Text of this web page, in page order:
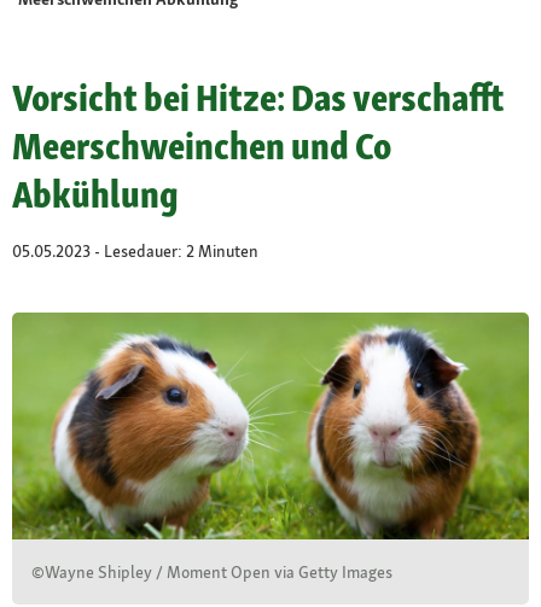
Vorsicht bei Hitze: Das verschafft
Meerschweinchen und Co
Abkühlung
05.05.2023 - Lesedauer: 2 Minuten
©Wayne Shipley / Moment Open via Getty Images